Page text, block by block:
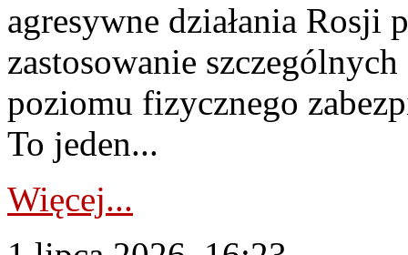
agresywne działania Rosji
zastosowanie
poziomu fizycznego
To jeden...
Więcej...